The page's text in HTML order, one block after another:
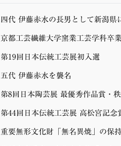
四代 伊藤赤水の長男として新潟県
京都工芸繊維大学窯業工芸学科卒
第19回日本伝統工芸展初入選
五代 伊藤赤水を襲名
第8回日本陶芸展 最優秀作品賞・
第44回日本伝統工芸展 高松宮記念
重要無形文化財「無名異焼」の保